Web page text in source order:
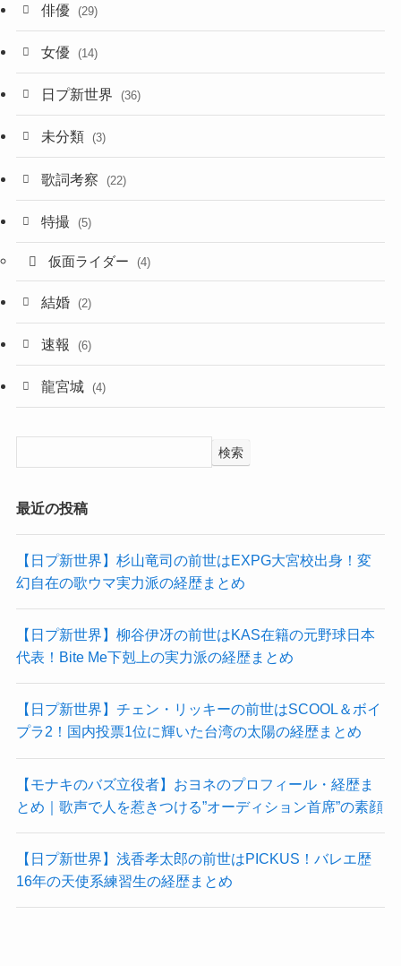
俳優 (29)
女優 (14)
日プ新世界 (36)
未分類 (3)
歌詞考察 (22)
特撮 (5)
仮面ライダー (4)
結婚 (2)
速報 (6)
龍宮城 (4)
検索
最近の投稿
【日プ新世界】杉山竜司の前世はEXPG大宮校出身！変
幻自在の歌ウマ実力派の経歴まとめ
【日プ新世界】柳谷伊冴の前世はKAS在籍の元野球日本
代表！Bite Me下剋上の実力派の経歴まとめ
【日プ新世界】チェン・リッキーの前世はSCOOL＆ボイ
プラ2！国内投票1位に輝いた台湾の太陽の経歴まとめ
【モナキのバズ立役者】おヨネのプロフィール・経歴ま
とめ｜歌声で人を惹きつける”オーディション首席”の素顔
【日プ新世界】浅香孝太郎の前世はPICKUS！バレエ歴
16年の天使系練習生の経歴まとめ